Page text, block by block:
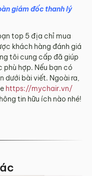
giám đốc thanh lý
top 5 địa chỉ mua
khách hàng đánh giá
tôi cung cấp đã giúp
hợp. Nếu bạn có
dưới bài viết. Ngoài ra,
https://mychair.vn/
tin hữu ích nào nhé!